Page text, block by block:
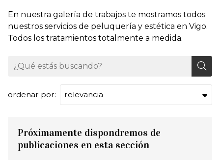
En nuestra galería de trabajos te mostramos todos
nuestros servicios de peluquería y estética en Vigo.
Todos los tratamientos totalmente a medida.
ordenar por:
Próximamente dispondremos de
publicaciones en esta sección